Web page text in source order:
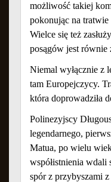
możliwość takiej
pokonując na
Wielce się też
posągów jest
Niemal wyłącznie z
tam Europejczycy.
która doprowadziła
Polinezyjscy
legendarnego,
Matua, po wielu
współistnienia wdali
spór z przybyszami z